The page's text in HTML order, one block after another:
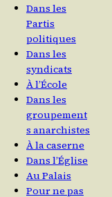
Dans les
Partis
politiques
Dans les
syndicats
À l’École
Dans les
groupement
s anarchistes
À la caserne
Dans l’Église
Au Palais
Pour ne pas